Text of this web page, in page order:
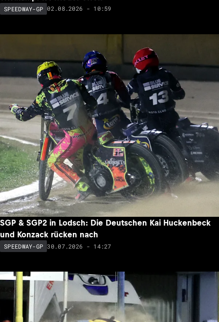
SPEEDWAY-GP 02.08.2026 - 10:59
SGP & SGP2 in Lodsch: Die Deutschen Kai Huckenbeck
und Konzack rücken nach
SPEEDWAY-GP 30.07.2026 - 14:27